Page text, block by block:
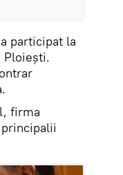
participat la
Ploieşti.
firma